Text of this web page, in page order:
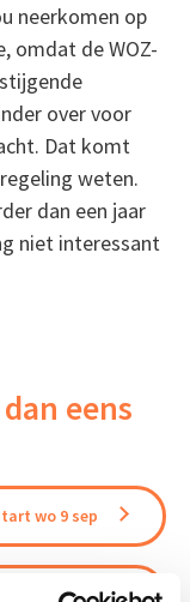
neerkomen op
omdat de WOZ-
over voor
Dat komt
weten.
dan een jaar
niet interessant
eens
wo 9 sep
wo 16 sep